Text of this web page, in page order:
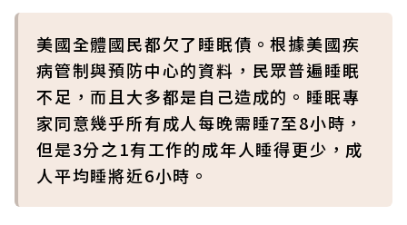
美國全體國民都欠了睡眠債。根據美國疾
病管制與預防中心的資料，民眾普遍睡眠
不足，而且大多都是自己造成的。睡眠專
家同意幾乎所有成人每晚需睡7至8小時，
但是3分之1有工作的成年人睡得更少，成
人平均睡將近6小時。